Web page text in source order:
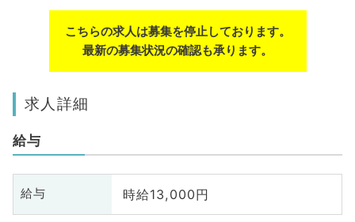
こちらの求人は募集を停止しております。
最新の募集状況の確認も承ります。
求人詳細
給与
給与 時給13,000円